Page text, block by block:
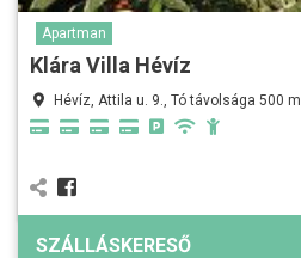
Apartman
Klára Villa Hévíz
Hévíz, Attila u. 9., Tó távolsága 500 m
SZÁLLÁSKERESŐ